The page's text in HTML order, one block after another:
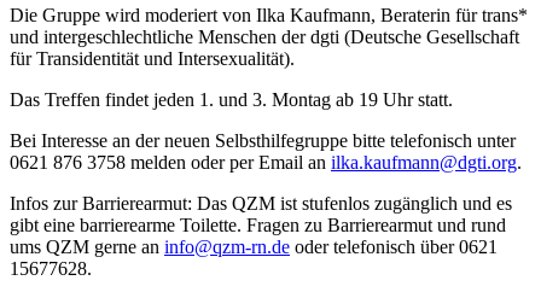
Die Gruppe wird moderiert von Ilka Kaufmann, Beraterin für trans*
und intergeschlechtliche Menschen der dgti (Deutsche Gesellschaft
für Transidentität und Intersexualität).
Das Treffen findet jeden 1. und 3. Montag ab 19 Uhr statt.
Bei Interesse an der neuen Selbsthilfegruppe bitte telefonisch unter
0621 876 3758 melden oder per Email an ilka.kaufmann@dgti.org.
Infos zur Barrierearmut: Das QZM ist stufenlos zugänglich und es
gibt eine barrierearme Toilette. Fragen zu Barrierearmut und rund
ums QZM gerne an info@qzm-rn.de oder telefonisch über 0621
15677628.